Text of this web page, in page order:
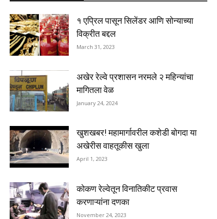
१ एप्रिल पासून सिलेंडर आणि सोन्याच्या
विक्रीत बद्दल
March 31, 2023
अखेर रेल्वे प्रशासन नरमले २ महिन्यांचा
मागितला वेळ
January 24, 2024
खुशखबर! महामार्गावरील कशेडी बोगदा या
अखेरीस वाहतूकीस खुला
April 1, 2023
कोकण रेल्वेतून विनातिकीट प्रवास
करणाऱ्यांना दणका
November 24, 2023